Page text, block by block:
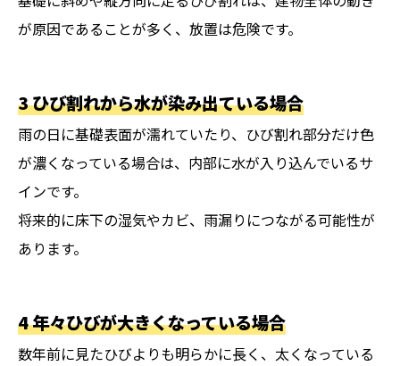
が原因であることが多く、放置は危険です。
3 ひび割れから水が染み出ている場合
雨の日に基礎表面が濡れていたり、ひび割れ部分だけ色
が濃くなっている場合は、内部に水が入り込んでいるサ
インです。
将来的に床下の湿気やカビ、雨漏りにつながる可能性が
あります。
4 年々ひびが大きくなっている場合
数年前に見たひびよりも明らかに長く、太くなっている